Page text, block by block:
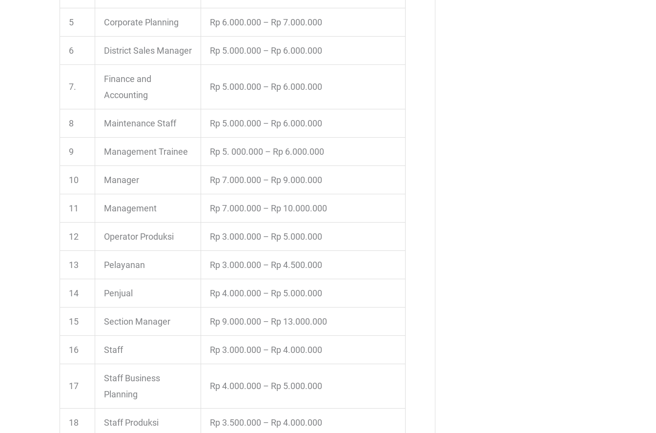
5 Corporate Planning Rp 6.000.000 – Rp 7.000.000
6 District Sales Manager Rp 5.000.000 – Rp 6.000.000
7.
Finance and
Accounting
Rp 5.000.000 – Rp 6.000.000
8 Maintenance Staff Rp 5.000.000 – Rp 6.000.000
9 Management Trainee Rp 5. 000.000 – Rp 6.000.000
10 Manager Rp 7.000.000 – Rp 9.000.000
11 Management Rp 7.000.000 – Rp 10.000.000
12 Operator Produksi Rp 3.000.000 – Rp 5.000.000
13 Pelayanan Rp 3.000.000 – Rp 4.500.000
14 Penjual Rp 4.000.000 – Rp 5.000.000
15 Section Manager Rp 9.000.000 – Rp 13.000.000
16 Staff Rp 3.000.000 – Rp 4.000.000
17
Staff Business
Planning
Rp 4.000.000 – Rp 5.000.000
18 Staff Produksi Rp 3.500.000 – Rp 4.000.000